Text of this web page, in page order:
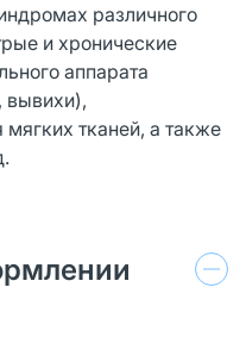
различного
и хронические
аппарата
вывихи),
тканей, а также